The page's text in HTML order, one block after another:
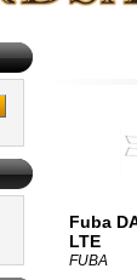
Fuba
LTE
FUBA